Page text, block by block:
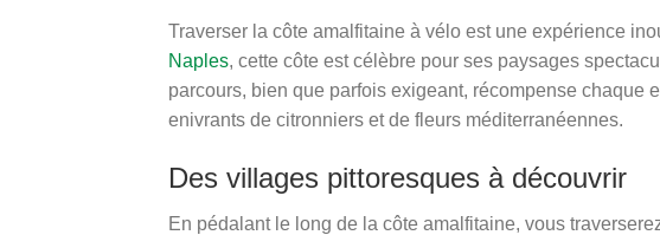
Traverser la côte amalfitaine à vélo est une expérience
Naples, cette côte est célèbre pour ses paysages
parcours, bien que parfois exigeant, récompense chaque
enivrants de citronniers et de fleurs méditerranéennes.
Des villages pittoresques à découvrir
En pédalant le long de la côte amalfitaine, vous